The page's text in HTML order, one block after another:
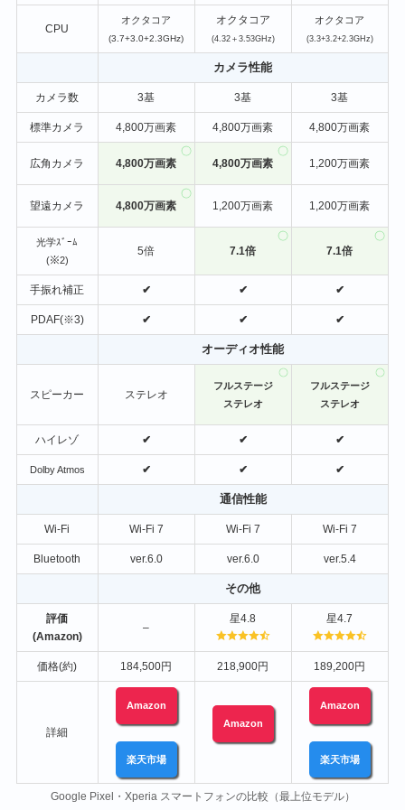
CPU
オクタコア
(3.7+3.0+2.3GHz)
オクタコア
(4.32＋3.53GHz)
オクタコア
(3.3+3.2+2.3GHz)
カメラ性能
カメラ数 3基 3基 3基
標準カメラ 4,800万画素 4,800万画素 4,800万画素
広角カメラ 4,800万画素 4,800万画素 1,200万画素
望遠カメラ 4,800万画素 1,200万画素 1,200万画素
光学ｽﾞｰﾑ
(※2)
5倍 7.1倍 7.1倍
手振れ補正 ✔ ✔ ✔
PDAF(※3) ✔ ✔ ✔
オーディオ性能
スピーカー ステレオ
フルステージ
ステレオ
フルステージ
ステレオ
ハイレゾ ✔ ✔ ✔
Dolby Atmos ✔ ✔ ✔
通信性能
Wi-Fi Wi-Fi 7 Wi-Fi 7 Wi-Fi 7
Bluetooth ver.6.0 ver.6.0 ver.5.4
その他
評価
(Amazon)
–
星4.8 星4.7
価格(約) 184,500円 218,900円 189,200円
詳細
Amazon
楽天市場
Amazon
Amazon
楽天市場
Google Pixel・Xperia スマートフォンの比較（最上位モデル）